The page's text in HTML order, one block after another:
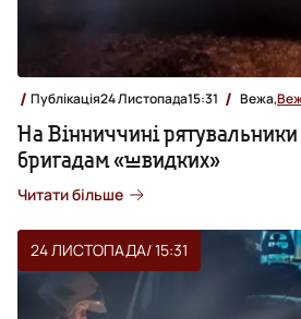
Публікація24 Листопада15:31 Вежа,
На Вінниччині рятувальники
бригадам «швидких»
Читати більше
24 ЛИСТОПАДА/ 15:31